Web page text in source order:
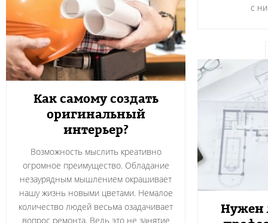
с
Как самому создать
оригинальный
интерьер?
Возможность мыслить креативно
огромное преимущество. Обладание
незаурядным мышлением окрашивает
нашу жизнь новыми цветами. Немалое
количество людей весьма озадачивает
вопрос ремонта. Ведь это не занятие
Нужен